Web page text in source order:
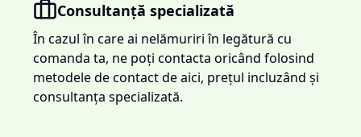
Consultanță specializată
În cazul în care ai nelămuriri în legătură cu
comanda ta, ne poți contacta oricând folosind
metodele de contact de aici, prețul incluzând și
consultanța specializată.